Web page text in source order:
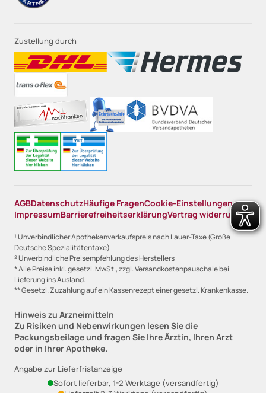
Zustellung durch
AGBDatenschutzHäufige FragenCookie-Einstellungen
ImpressumBarrierefreiheitserklärungVertrag widerrufen
¹ Unverbindlicher Apothekenverkaufspreis nach Lauer-Taxe (Große
Deutsche Spezialitätentaxe)
² Unverbindliche Preisempfehlung des Herstellers
* Alle Preise inkl. gesetzl. MwSt., zzgl. Versandkostenpauschale bei
Lieferung ins Ausland.
** Gesetzl. Zuzahlung auf ein Kassenrezept einer gesetzl. Krankenkasse.
Hinweis zu Arzneimitteln
Zu Risiken und Nebenwirkungen lesen Sie die
Packungsbeilage und fragen Sie Ihre Ärztin, Ihren Arzt
oder in Ihrer Apotheke.
Angabe zur Lieferfristanzeige
Sofort lieferbar, 1-2 Werktage (versandfertig)